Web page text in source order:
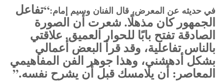
في حديثه عن المعرض، قال الفنان وسيم إمام:“تفاعل
الجمهور كان مذهلًا. شعرت أن الصورة
الصادقة تفتح بابًا للحوار العميق. علاقتي
بالناس تفاعلية، وقد قرأ البعض أعمالي
بشكل أدهشني، وهذا جوهر الفن المفاهيمي
المعاصر: أن يلامسك قبل أن يشرح نفسه.”